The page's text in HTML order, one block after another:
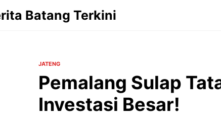
Batang Terkini
JATENG
Pemalang Sulap
Investasi Besar!